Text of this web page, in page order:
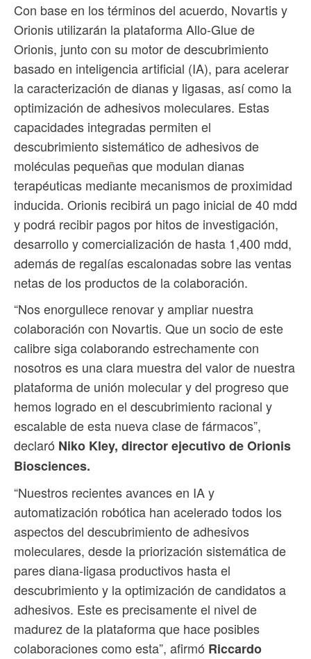
Con base en los términos del acuerdo, Novartis y
Orionis utilizarán la plataforma Allo-Glue de
Orionis, junto con su motor de descubrimiento
basado en inteligencia artificial (IA), para acelerar
la caracterización de dianas y ligasas, así como la
optimización de adhesivos moleculares. Estas
capacidades integradas permiten el
descubrimiento sistemático de adhesivos de
moléculas pequeñas que modulan dianas
terapéuticas mediante mecanismos de proximidad
inducida. Orionis recibirá un pago inicial de 40 mdd
y podrá recibir pagos por hitos de investigación,
desarrollo y comercialización de hasta 1,400 mdd,
además de regalías escalonadas sobre las ventas
netas de los productos de la colaboración.
“Nos enorgullece renovar y ampliar nuestra
colaboración con Novartis. Que un socio de este
calibre siga colaborando estrechamente con
nosotros es una clara muestra del valor de nuestra
plataforma de unión molecular y del progreso que
hemos logrado en el descubrimiento racional y
escalable de esta nueva clase de fármacos”,
declaró Niko Kley, director ejecutivo de Orionis
Biosciences.
“Nuestros recientes avances en IA y
automatización robótica han acelerado todos los
aspectos del descubrimiento de adhesivos
moleculares, desde la priorización sistemática de
pares diana-ligasa productivos hasta el
descubrimiento y la optimización de candidatos a
adhesivos. Este es precisamente el nivel de
madurez de la plataforma que hace posibles
colaboraciones como esta”, afirmó Riccardo